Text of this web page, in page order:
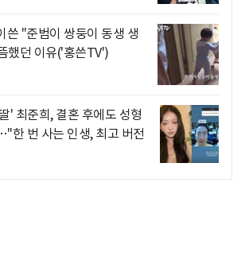
"준범이 쌍둥이 동생 생
했던 이유('홍쓴TV')
' 최준희, 결혼 후에도 성형
한 번 사는 인생, 최고 버전